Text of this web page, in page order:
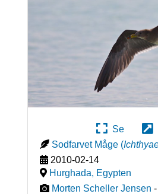
Se
Sodfarvet Måge (
2010-02-14
Hurghada, Egypten
Morten Scheller Jensen -